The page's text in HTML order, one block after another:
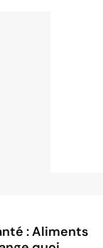
: Aliments